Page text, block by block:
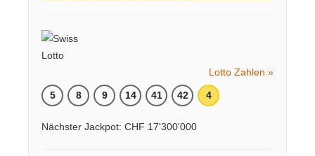
Lotto Zahlen »
5 8 9 14 41 42 4
Nächster Jackpot: CHF 17'300'000